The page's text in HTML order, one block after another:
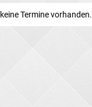
Termine vorhanden.